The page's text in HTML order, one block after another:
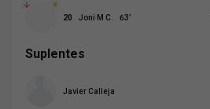
20 Joni M C. 63’
Suplentes
Javier Calleja